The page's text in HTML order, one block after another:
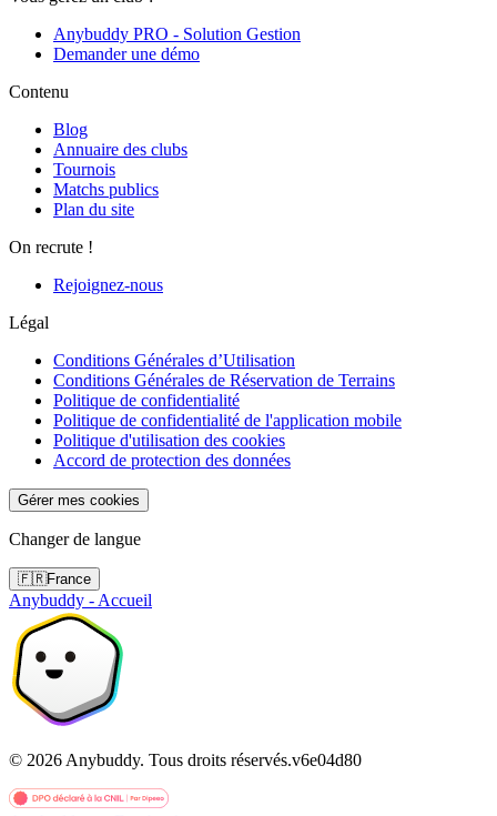
Anybuddy PRO - Solution Gestion
Demander une démo
Contenu
Blog
Annuaire des clubs
Tournois
Matchs publics
Plan du site
On recrute !
Rejoignez-nous
Légal
Conditions Générales d’Utilisation
Conditions Générales de Réservation de Terrains
Politique de confidentialité
Politique de confidentialité de l'application mobile
Politique d'utilisation des cookies
Accord de protection des données
Gérer mes cookies
Changer de langue
🇫🇷France
Anybuddy - Accueil
© 2026Anybuddy. Tous droits réservés.v6e04d80